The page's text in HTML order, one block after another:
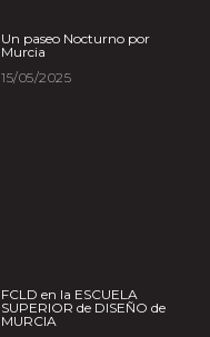
Un paseo Nocturno por
Murcia
15/05/2025
FCLD en la ESCUELA
SUPERIOR de DISEÑO de
MURCIA